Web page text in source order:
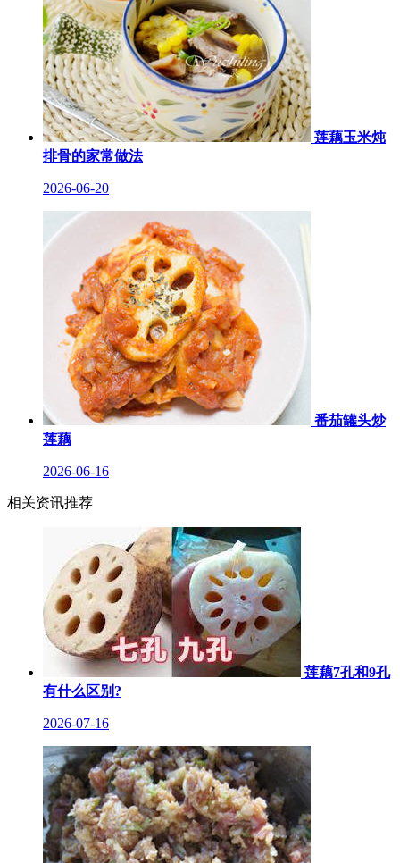
莲藕玉米炖
排骨的家常做法
2026-06-20
番茄罐头炒
莲藕
2026-06-16
相关资讯推荐
莲藕7孔和9孔
有什么区别?
2026-07-16